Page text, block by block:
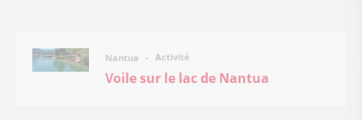
Nantua Activité
Voile sur le lac de Nantua